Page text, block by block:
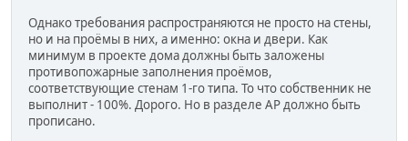
Однако требования распространяются не просто на стены,
но и на проёмы в них, а именно: окна и двери. Как
минимум в проекте дома должны быть заложены
противопожарные заполнения проёмов,
соответствующие стенам 1-го типа. То что собственник не
выполнит - 100%. Дорого. Но в разделе АР должно быть
прописано.